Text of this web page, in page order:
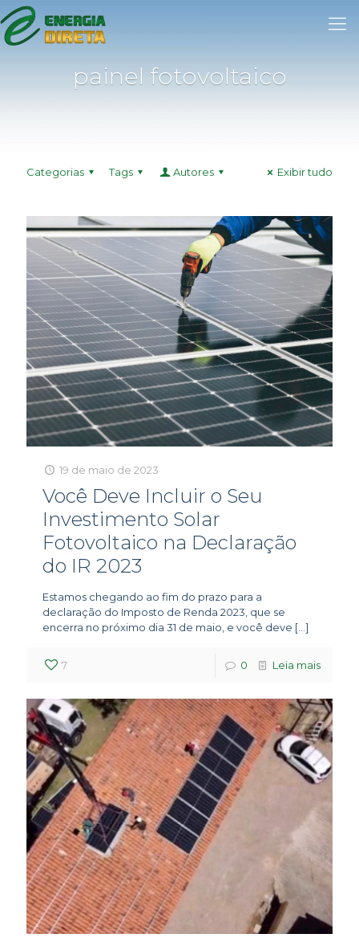
painel fotovoltaico
Categorias Tags Autores Exibir tudo
19 de maio de 2023
Você Deve Incluir o Seu
Investimento Solar
Fotovoltaico na Declaração
do IR 2023
Estamos chegando ao fim do prazo para a
declaração do Imposto de Renda 2023, que se
encerra no próximo dia 31 de maio, e você deve […]
7 0 Leia mais